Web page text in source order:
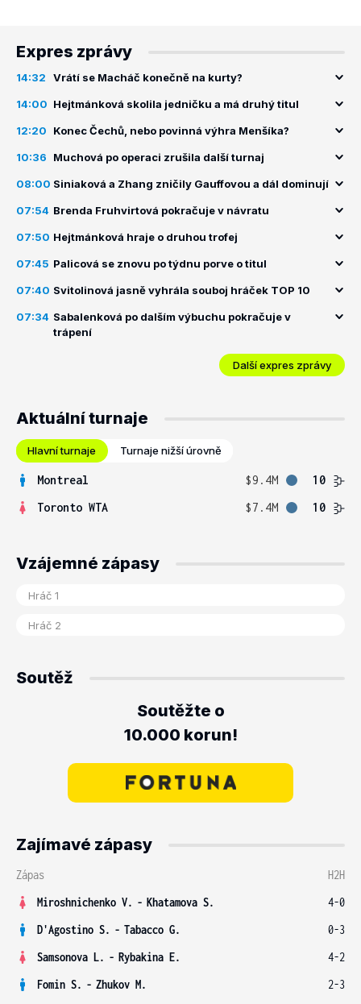
Expres zprávy
14:32 Vrátí se Macháč konečně na kurty?
14:00 Hejtmánková skolila jedničku a má druhý titul
12:20 Konec Čechů, nebo povinná výhra Menšíka?
10:36 Muchová po operaci zrušila další turnaj
08:00 Siniaková a Zhang zničily Gauffovou a dál dominují
07:54 Brenda Fruhvirtová pokračuje v návratu
07:50 Hejtmánková hraje o druhou trofej
07:45 Palicová se znovu po týdnu porve o titul
07:40 Svitolinová jasně vyhrála souboj hráček TOP 10
07:34 Sabalenková po dalším výbuchu pokračuje v
trápení
Další expres zprávy
Aktuální turnaje
Hlavní turnaje Turnaje nižší úrovně
Montreal $9.4M
10
Toronto WTA
$7.4M 10
Vzájemné zápasy
Soutěž
Soutěžte o
10.000 korun!
Zajímavé zápasy
Zápas
H2H
Miroshnichenko V. - Khatamova S.
4-0
D'Agostino S. - Tabacco G.
0-3
Samsonova L. - Rybakina E.
4-2
Fomin S. - Zhukov M.
2-3